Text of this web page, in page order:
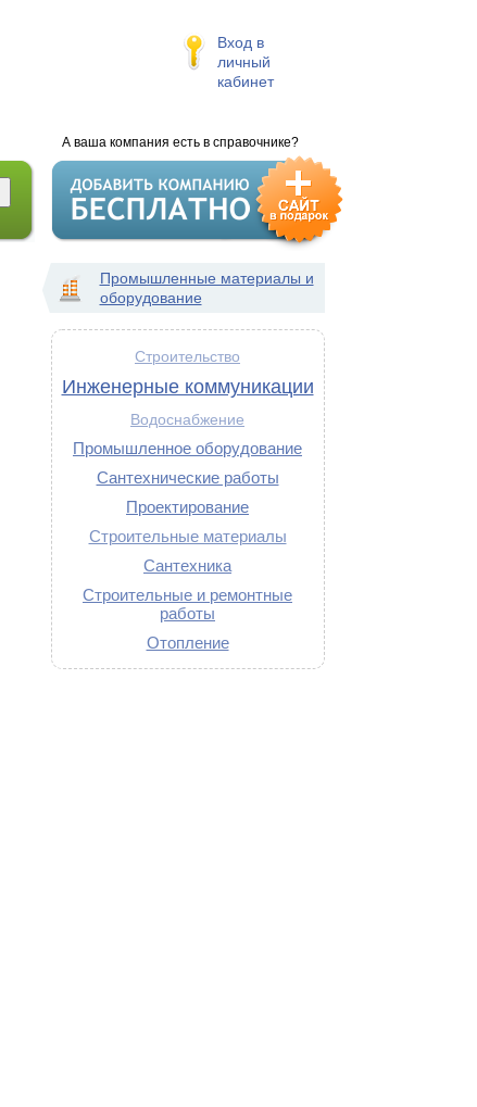
Вход в
личный
кабинет
А ваша компания есть в справочнике?
Промышленные материалы и
оборудование
Строительство
Инженерные коммуникации
Водоснабжение
Промышленное оборудование
Сантехнические работы
Проектирование
Строительные материалы
Сантехника
Строительные и ремонтные
работы
Отопление